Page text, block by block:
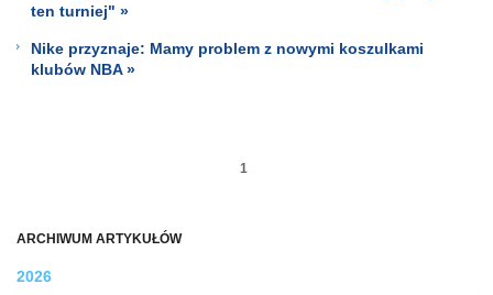
ARCHIWUM ARTYKUŁÓW
2026
ten turniej" »
Nike przyznaje: Mamy problem z nowymi koszulkami
klubów NBA »
1